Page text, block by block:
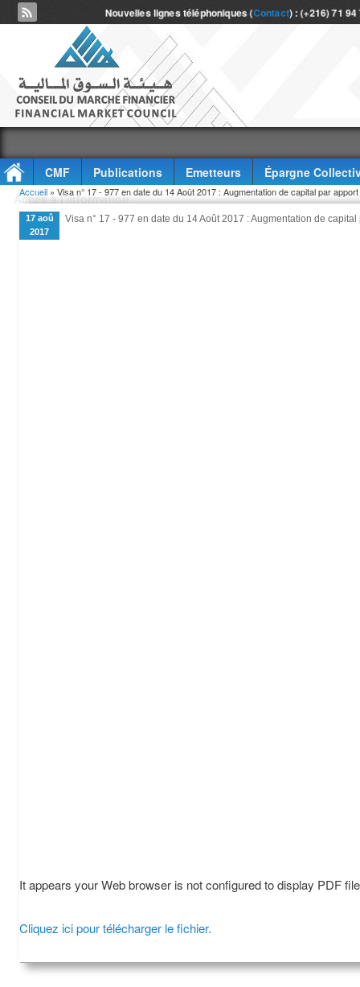
Nouvelles lignes téléphoniques (Contact) : (+216) 71
CMF Publications Emetteurs
Épargne
Accès à l'information
Vous êtes ici
Accueil » Visa n° 17 - 977 en date du 14 Août 2017 : Augmentation de capital par
17 aoû
2017
Visa n° 17 - 977 en date du 14 Août 2017 : Augmentation de
It appears your Web browser is not configured to display PDF
Cliquez ici pour télécharger le fichier.